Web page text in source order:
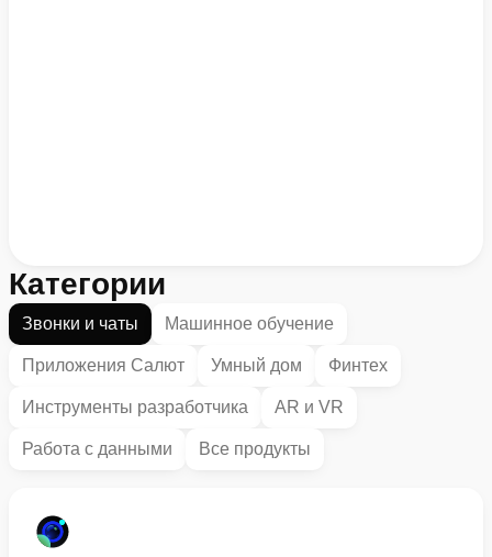
Категории
Звонки и чаты Машинное обучение
Приложения Салют Умный дом Финтех
Инструменты разработчика AR и VR
Работа с данными Все продукты